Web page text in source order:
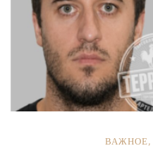
ВАЖНОЕ,